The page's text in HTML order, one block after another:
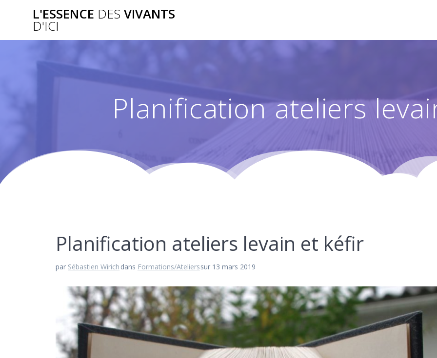
L'ESSENCE DES VIVANTS
D'ICI
Planification ateliers
Planification ateliers levain et kéfir
par Sébastien Wirich dans Formations/Atelierssur 13 mars 2019